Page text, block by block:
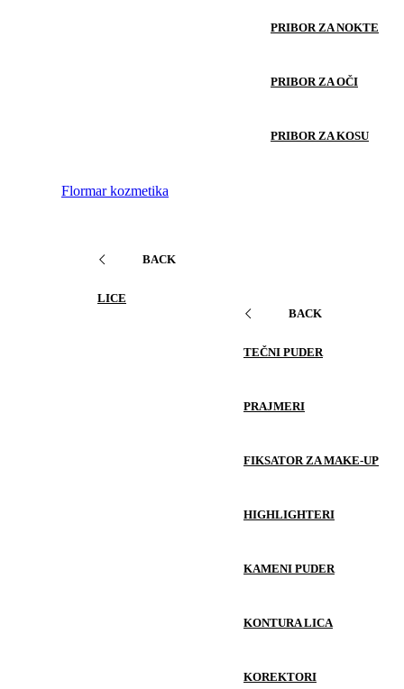
PRIBOR ZA NOKTE
PRIBOR ZA OČI
PRIBOR ZA KOSU
Flormar kozmetika
BACK
LICE
BACK
TEČNI PUDER
PRAJMERI
FIKSATOR ZA MAKE-UP
HIGHLIGHTERI
KAMENI PUDER
KONTURA LICA
KOREKTORI